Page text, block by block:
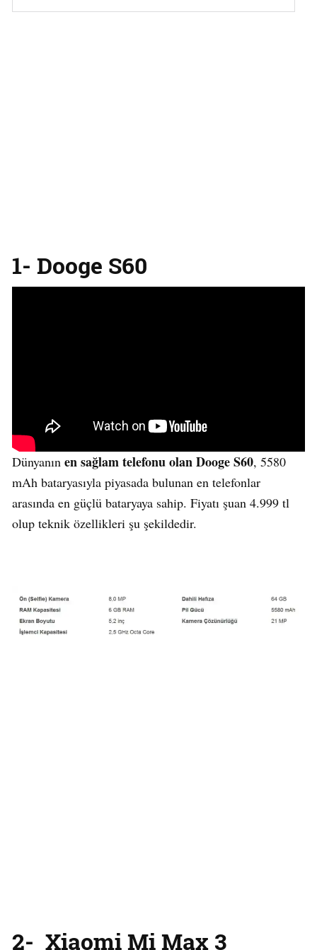
1- Dooge S60
Dünyanın en sağlam telefonu olan Dooge S60, 5580
mAh bataryasıyla piyasada bulunan en telefonlar
arasında en güçlü bataryaya sahip. Fiyatı şuan 4.999 tl
olup teknik özellikleri şu şekildedir.
2- Xiaomi Mi Max 3